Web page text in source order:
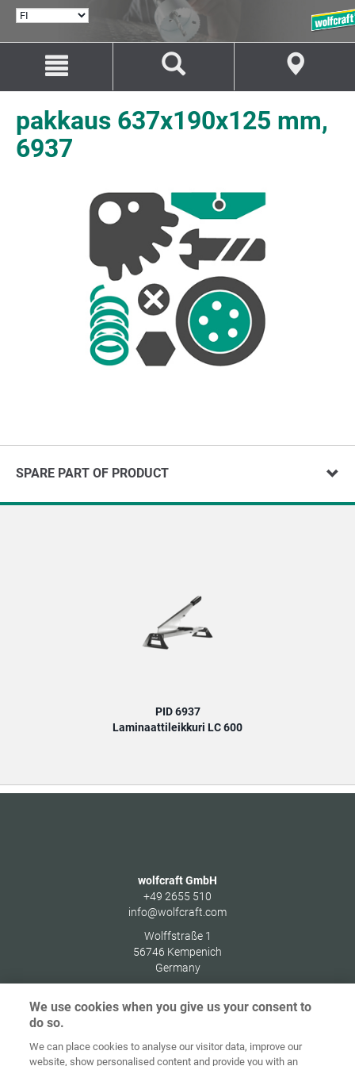
sisältöön
navigaatioon
pakkaus 637x190x125 mm,
6937
SPARE PART OF PRODUCT
PID 6937
Laminaattileikkuri LC 600
wolfcraft GmbH
+49 2655 510
info@wolfcraft.com
Wolffstraße 1
56746 Kempenich
Germany
Alkusivu Yhteystiedot Julkaisutiedot Tietosuoja
We use cookies when you give us your consent to
do so.
We can place cookies to analyse our visitor data, improve our
website, show personalised content and provide you with an